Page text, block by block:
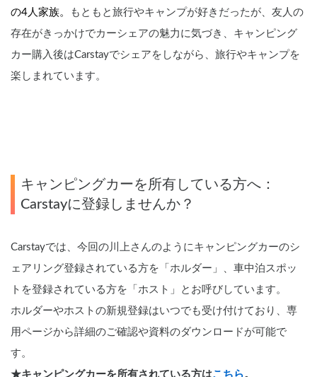
の4人家族。
もともと旅行やキャンプが好きだったが、友人の
存在がきっかけでカーシェアの魅力に気づき、キャンピング
カー購入後はCarstayでシェアをしながら、旅行やキャンプを
楽しまれています。
キャンピングカーを所有している方へ：
Carstayに登録しませんか？
Carstayでは、今回の川上さんのようにキャンピングカーのシ
ェアリング登録されている方を「ホルダー」、車中泊スポッ
トを登録されている方を「ホスト」とお呼びしています。
ホルダーやホストの新規登録はいつでも受け付けており、専
用ページから詳細のご確認や資料のダウンロードが可能で
す。
★キャンピングカーを所有されている方はこちら。